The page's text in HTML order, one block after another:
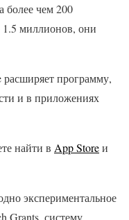
более чем 200
1.5 миллионов, они
программу,
и в приложениях
найти в App Storeи
экспериментальное
Grants, систему